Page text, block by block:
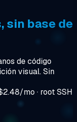
sin base de
de código
visual. Sin
mo · root SSH